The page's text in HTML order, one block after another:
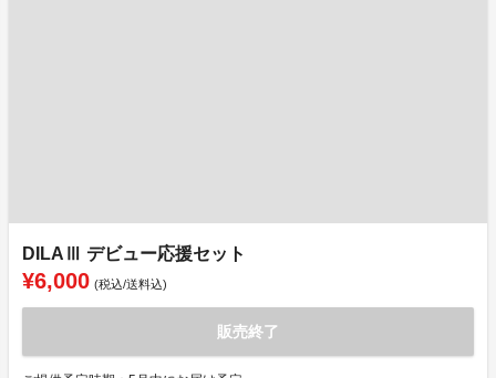
DILAⅢ デビュー応援セット
¥6,000 (税込/送料込)
販売終了